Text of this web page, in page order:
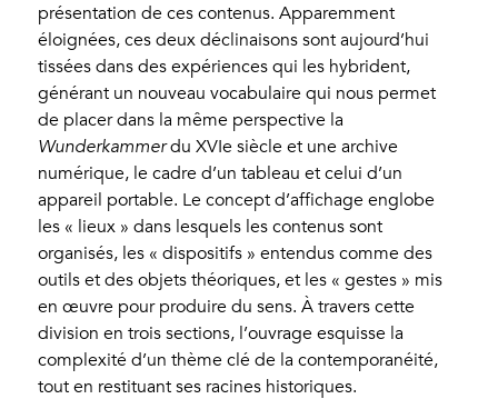
présentation de ces contenus. Apparemment
éloignées, ces deux déclinaisons sont aujourd’hui
tissées dans des expériences qui les hybrident,
générant un nouveau vocabulaire qui nous permet
de placer dans la même perspective la
Wunderkammerdu XVIe siècle et une archive
numérique, le cadre d’un tableau et celui d’un
appareil portable. Le concept d’affichage englobe
les « lieux » dans lesquels les contenus sont
organisés, les « dispositifs » entendus comme des
outils et des objets théoriques, et les « gestes » mis
en œuvre pour produire du sens. À travers cette
division en trois sections, l’ouvrage esquisse la
complexité d’un thème clé de la contemporanéité,
tout en restituant ses racines historiques.